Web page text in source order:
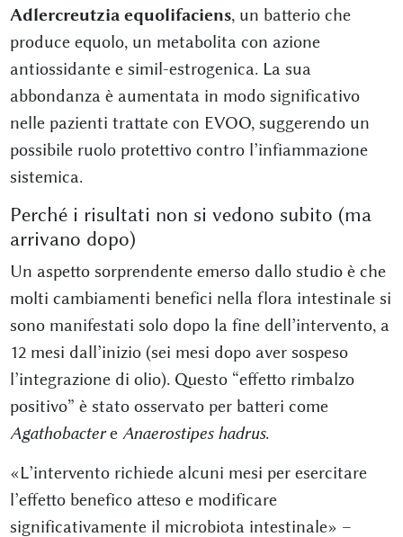
Adlercreutzia equolifaciens, un batterio che
produce equolo, un metabolita con azione
antiossidante e simil-estrogenica. La sua
abbondanza è aumentata in modo significativo
nelle pazienti trattate con EVOO, suggerendo un
possibile ruolo protettivo contro l’infiammazione
sistemica.
Perché i risultati non si vedono subito (ma
arrivano dopo)
Un aspetto sorprendente emerso dallo studio è che
molti cambiamenti benefici nella flora intestinale si
sono manifestati solo dopo la fine dell’intervento, a
12 mesi dall’inizio (sei mesi dopo aver sospeso
l’integrazione di olio). Questo “effetto rimbalzo
positivo” è stato osservato per batteri come
Agathobactere Anaerostipes hadrus.
«L’intervento richiede alcuni mesi per esercitare
l’effetto benefico atteso e modificare
significativamente il microbiota intestinale» –